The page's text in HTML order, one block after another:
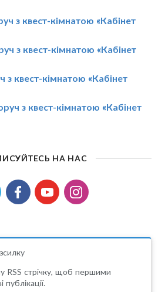
з квест-кімнатою «Кабінет
з квест-кімнатою «Кабінет
з квест-кімнатою «Кабінет
з квест-кімнатою «Кабінет
НА НАС
RSS стрічку, щоб першими
публікації.